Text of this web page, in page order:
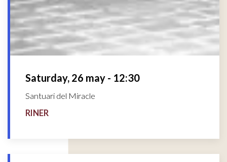
Saturday, 26 may - 12:30
Santuari del Miracle
RINER